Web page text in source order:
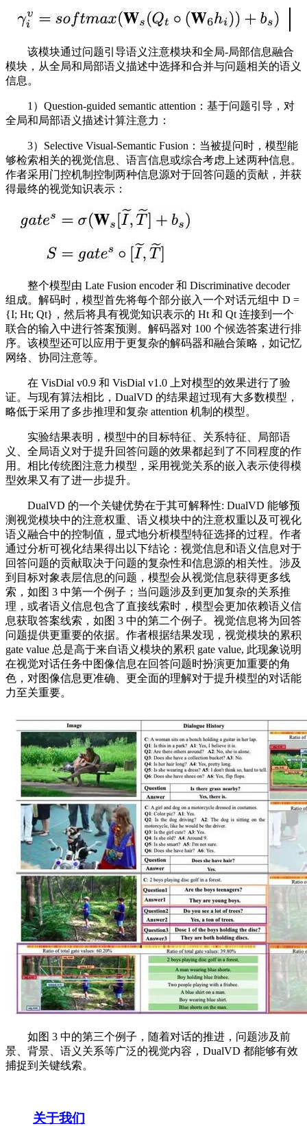
该模块通过问题引导语义注意模块和全局-局部信息融合
模块，从全局和局部语义描述中选择和合并与问题相关的语义
信息。
1）Question-guided semantic attention：基于问题引导，对
全局和局部语义描述计算注意力：
3）Selective Visual-Semantic Fusion：当被提问时，模型能
够检索相关的视觉信息、语言信息或综合考虑上述两种信息。
作者采用门控机制控制两种信息源对于回答问题的贡献，并获
得最终的视觉知识表示：
整个模型由 Late Fusion encoder 和 Discriminative decoder
组成。解码时，模型首先将每个部分嵌入一个对话元组中 D =
{I; Ht; Qt}，然后将具有视觉知识表示的 Ht 和 Qt 连接到一个
联合的输入中进行答案预测。解码器对 100 个候选答案进行排
序。该模型还可以应用于更复杂的解码器和融合策略，如记忆
网络、协同注意等。
在 VisDial v0.9 和 VisDial v1.0 上对模型的效果进行了验
证。与现有算法相比，DualVD 的结果超过现有大多数模型，
略低于采用了多步推理和复杂 attention 机制的模型。
实验结果表明，模型中的目标特征、关系特征、局部语
义、全局语义对于提升回答问题的效果都起到了不同程度的作
用。相比传统图注意力模型，采用视觉关系的嵌入表示使得模
型效果又有了进一步提升。
DualVD 的一个关键优势在于其可解释性: DualVD 能够预
测视觉模块中的注意权重、语义模块中的注意权重以及可视化
语义融合中的控制值，显式地分析模型特征选择的过程。作者
通过分析可视化结果得出以下结论：视觉信息和语义信息对于
回答问题的贡献取决于问题的复杂性和信息源的相关性。涉及
到目标对象表层信息的问题，模型会从视觉信息获得更多线
索，如图 3 中第一个例子；当问题涉及到更加复杂的关系推
理，或者语义信息包含了直接线索时，模型会更加依赖语义信
息获取答案线索，如图 3 中的第二个例子。视觉信息将为回答
问题提供更重要的依据。作者根据结果发现，视觉模块的累积
gate value 总是高于来自语义模块的累积 gate value, 此现象说明
在视觉对话任务中图像信息在回答问题时扮演更加重要的角
色，对图像信息更准确、更全面的理解对于提升模型的对话能
力至关重要。
如图 3 中的第三个例子，随着对话的推进，问题涉及前
景、背景、语义关系等广泛的视觉内容，DualVD 都能够有效
捕捉到关键线索。
关于我们